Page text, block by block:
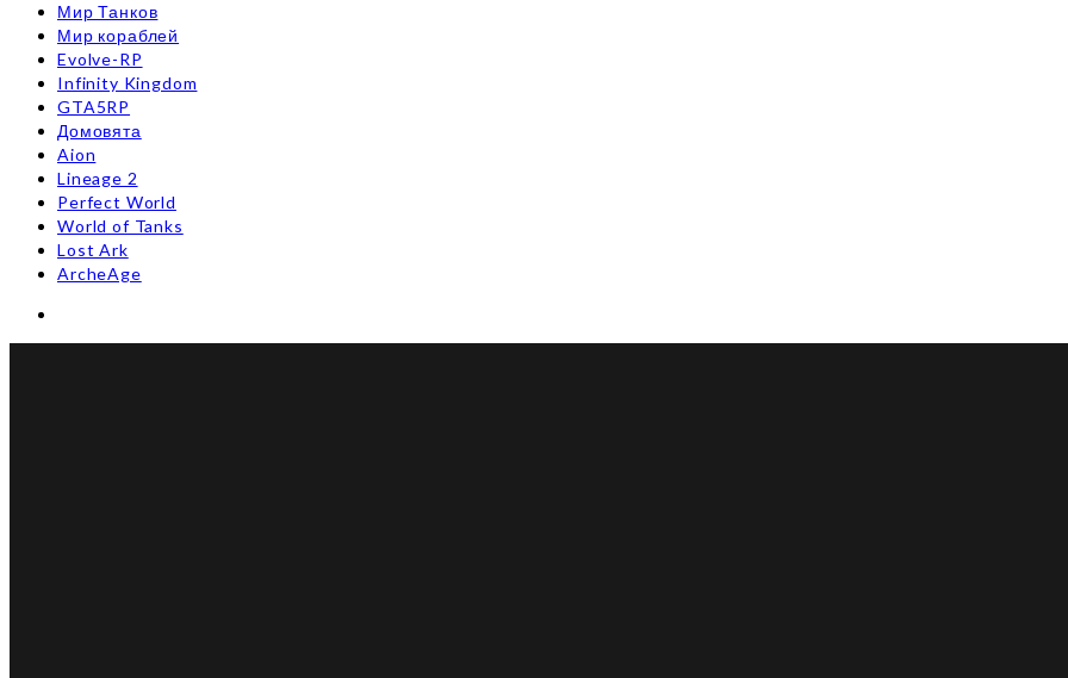
Мир Танков
Мир кораблей
Evolve-RP
Infinity Kingdom
GTA5RP
Домовята
Aion
Lineage 2
Perfect World
World of Tanks
Lost Ark
ArcheAge